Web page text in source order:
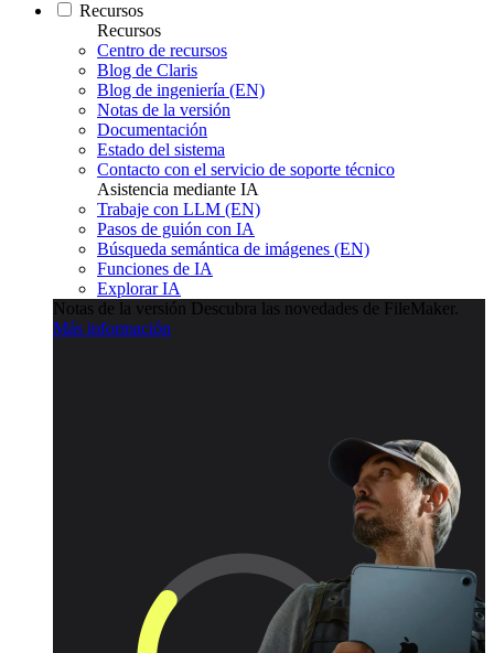
Recursos
Recursos
Centro de recursos
Blog de Claris
Blog de ingeniería (EN)
Notas de la versión
Documentación
Estado del sistema
Contacto con el servicio de soporte técnico
Asistencia mediante IA
Trabaje con LLM (EN)
Pasos de guión con IA
Búsqueda semántica de imágenes (EN)
Funciones de IA
Explorar IA
Notas de la versión Descubra las novedades de FileMaker.
Más información